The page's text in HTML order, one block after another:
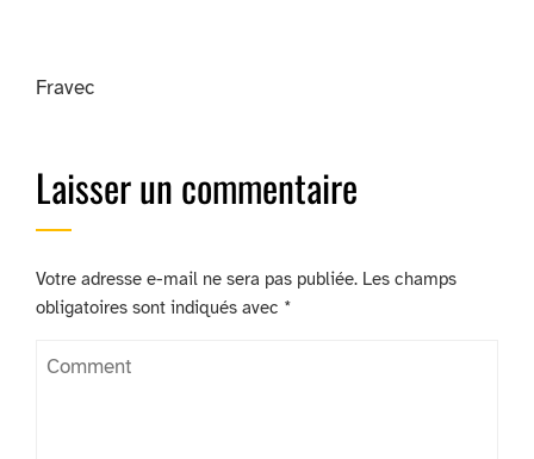
Fravec
Laisser un commentaire
Votre adresse e-mail ne sera pas publiée. Les champs
obligatoires sont indiqués avec *